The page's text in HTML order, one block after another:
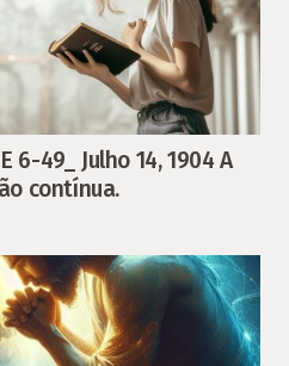
6-49_ Julho 14, 1904 A
contínua.